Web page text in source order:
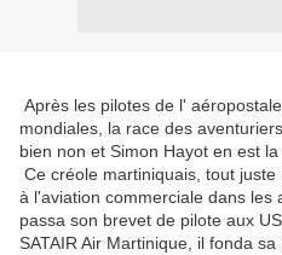
Après les pilotes de l'
mondiales, la race des
bien non et Simon Hayot en est la
Ce créole martiniquais, tout
à l'aviation commerciale dans les
passa son brevet de pilote aux
SATAIR Air Martinique, il fonda